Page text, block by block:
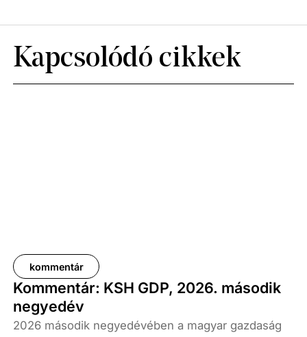
Kapcsolódó cikkek
kommentár
Kommentár: KSH GDP, 2026. második
negyedév
2026 második negyedévében a magyar gazdaság